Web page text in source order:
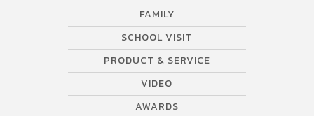
FAMILY
SCHOOL VISIT
PRODUCT & SERVICE
VIDEO
AWARDS